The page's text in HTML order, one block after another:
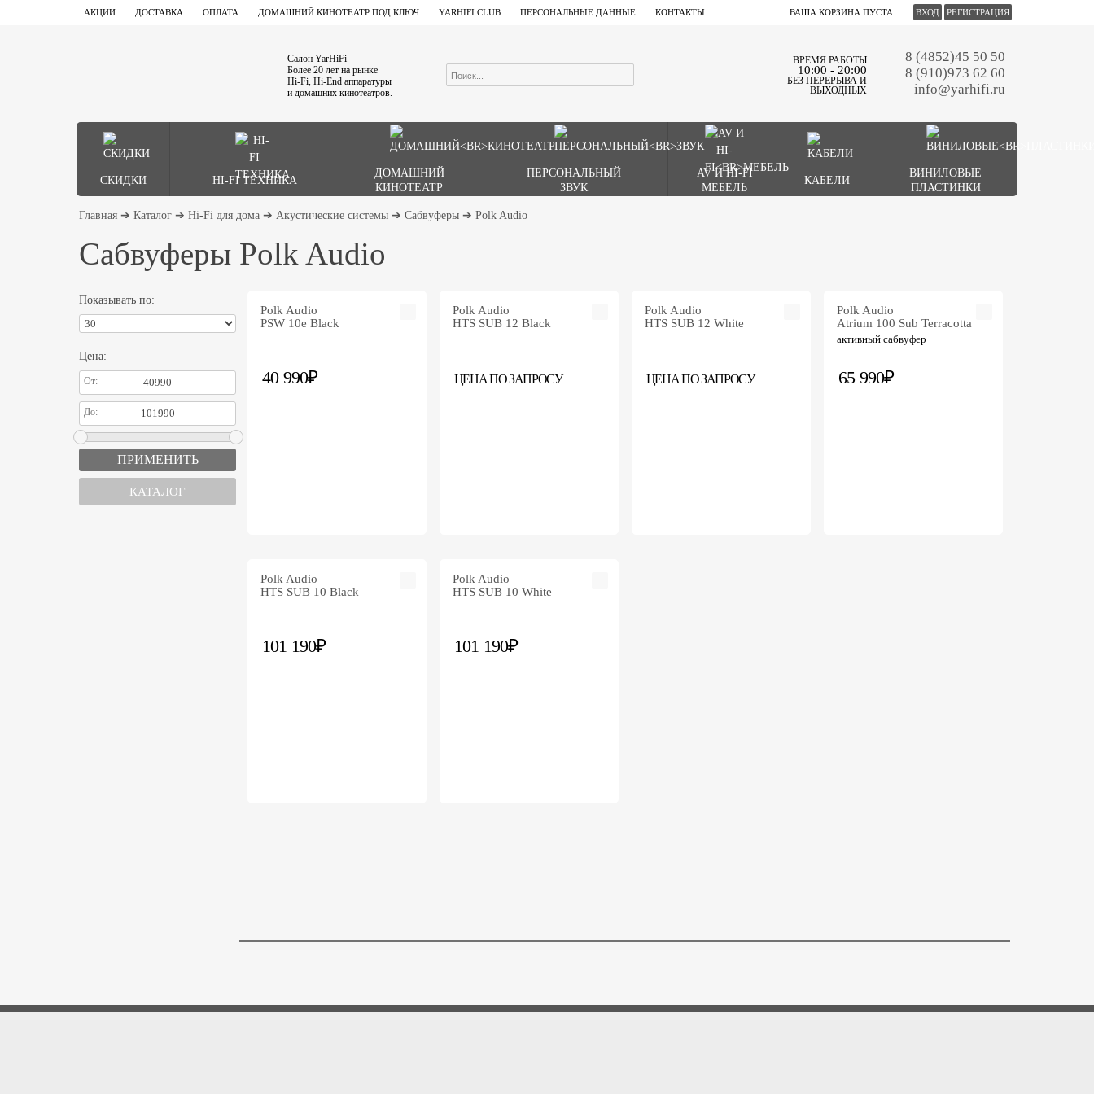
АКЦИИ ДОСТАВКА ОПЛАТА ДОМАШНИЙ КИНОТЕАТР ПОД КЛЮЧ YARHIFI CLUB ПЕРСОНАЛЬНЫЕ ДАННЫЕ КОНТАКТЫ ВХОД РЕГИСТРАЦИЯ
ВАША КОРЗИНА ПУСТА
Салон YarHiFi
Более 20 лет на рынке
Hi-Fi, Hi-End аппаратуры
и домашних кинотеатров.
ВРЕМЯ РАБОТЫ
10:00 - 20:00
БЕЗ ПЕРЕРЫВА И
ВЫХОДНЫХ
8 (4852)45 50 50
8 (910)973 62 60
info@yarhifi.ru
СКИДКИ HI-FI ТЕХНИКА
ДОМАШНИЙ
КИНОТЕАТР
ПЕРСОНАЛЬНЫЙ
ЗВУК
AV И HI-FI
МЕБЕЛЬ
КАБЕЛИ
ВИНИЛОВЫЕ
ПЛАСТИНКИ
Главная ➔ Каталог ➔ Hi-Fi для дома ➔ Акустические системы ➔ Сабвуферы ➔ Polk Audio
Сабвуферы Polk Audio
Показывать по:
Цена:
От:
До:
КАТАЛОГ
Polk Audio
PSW 10e Black
40 990₽
Polk Audio
HTS SUB 12 Black
ЦЕНА ПО ЗАПРОСУ
Polk Audio
HTS SUB 12 White
ЦЕНА ПО ЗАПРОСУ
Polk Audio
Atrium 100 Sub Terracotta
активный сабвуфер
65 990₽
Polk Audio
HTS SUB 10 Black
101 190₽
Polk Audio
HTS SUB 10 White
101 190₽